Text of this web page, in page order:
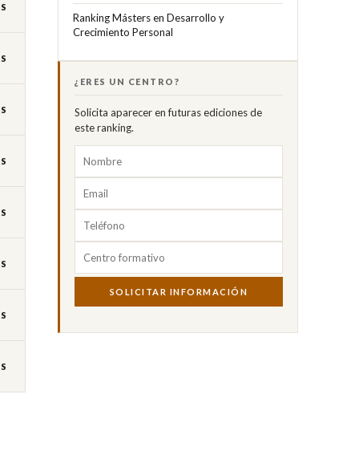
Ranking Másters en Desarrollo y
Crecimiento Personal
¿ERES UN CENTRO?
Solicita aparecer en futuras ediciones de
este ranking.
SOLICITAR INFORMACIÓN